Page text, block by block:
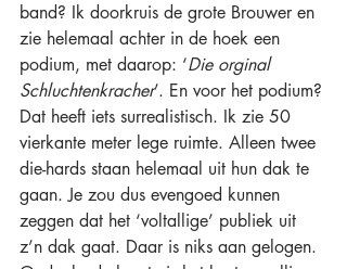
band? Ik doorkruis de grote Brouwer en
zie helemaal achter in de hoek een
podium, met daarop: ‘Die orginal
Schluchtenkracher’. En voor het podium?
Dat heeft iets surrealistisch. Ik zie 50
vierkante meter lege ruimte. Alleen twee
die-hards staan helemaal uit hun dak te
gaan. Je zou dus evengoed kunnen
zeggen dat het ‘voltallige’ publiek uit
z’n dak gaat. Daar is niks aan gelogen.